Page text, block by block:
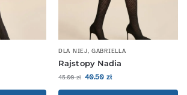
DLA NIEJ,GABRIELLA
Rajstopy Nadia
45.00zł 40.50 zł